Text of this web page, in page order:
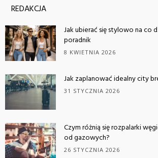
REDAKCJA
Jak ubierać się stylowo na co
poradnik
8 KWIETNIA 2026
Jak zaplanować idealny city
31 STYCZNIA 2026
Czym różnią się rozpalarki
od gazowych?
26 STYCZNIA 2026